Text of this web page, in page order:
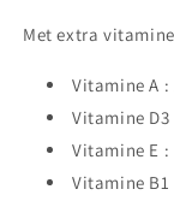
Met extra
Vitamine A :
Vitamine D3
Vitamine E :
Vitamine B1